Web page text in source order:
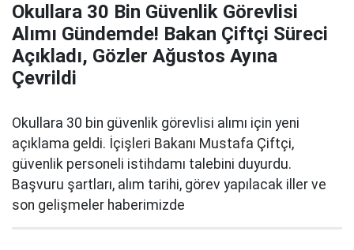
Okullara 30 Bin Güvenlik Görevlisi
Alımı Gündemde! Bakan Çiftçi Süreci
Açıkladı, Gözler Ağustos Ayına
Çevrildi
Okullara 30 bin güvenlik görevlisi alımı için yeni
açıklama geldi. İçişleri Bakanı Mustafa Çiftçi,
güvenlik personeli istihdamı talebini duyurdu.
Başvuru şartları, alım tarihi, görev yapılacak iller ve
son gelişmeler haberimizde